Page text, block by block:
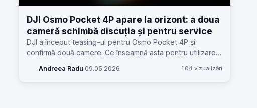
DJI Osmo Pocket 4P apare la orizont: a doua
cameră schimbă discuția și pentru service
DJI a început teasing-ul pentru Osmo Pocket 4P și
confirmă două camere. Ce înseamnă asta pentru utilizare,
Andreea Radu·09.05.2026 104 vizualizări